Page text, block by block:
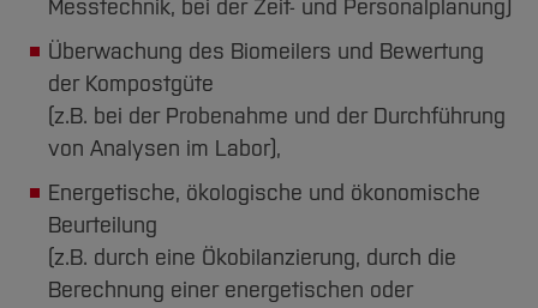
Arbeiten im FB G
Forschung und Projekte
International
Team
Service
Studiengänge
Studieninteressierte
Aktuelles
Studium
Fachgruppen
Forschung und Entwicklung
International
Team
Service
Amtliche Bekanntmachungen
Notfall-Infos
BO Shop
Familiengerechte Hochschule
Gleichstellung
Diskriminierungsfreie Hochschule
Vertretungen
Wahlen
Hochschulbibliothek
Hochschulkommunikation
International Office
Medienzentrum
qed-Stiftung
Zentrale Studienberatung
Messtechnik, bei der Zeit- und Personalplanung)
Überwachung des Biomeilers und Bewertung
der Kompostgüte
(z.B. bei der Probenahme und der Durchführung
von Analysen im Labor),
Energetische, ökologische und ökonomische
Beurteilung
(z.B. durch eine Ökobilanzierung, durch die
Berechnung einer energetischen oder